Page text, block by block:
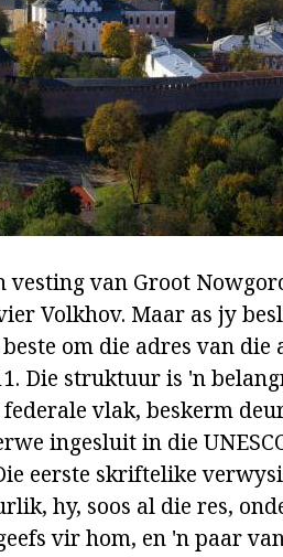
vesting van Groot
Volkhov. Maar as jy
om die adres van die
Die struktuur is 'n
vlak, beskerm
ingesluit in die
eerste skriftelike
hy, soos al die res,
vir hom, en 'n paar